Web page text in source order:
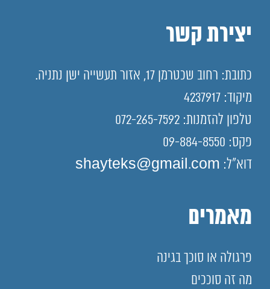
יצירת קשר
כתובת: רחוב שכטרמן 17, אזור תעשייה ישן נתניה.
מיקוד: 4237917
טלפון להזמנות: 072-265-7592
פקס: 09-884-8550
דוא"ל: shayteks@gmail.com
מאמרים
פרגולה או סוכך בגינה
מה זה סוככים